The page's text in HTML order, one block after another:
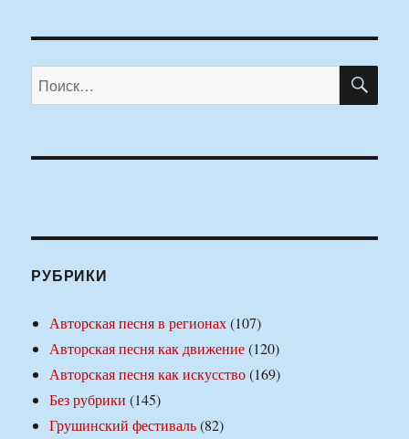
Искать:
РУБРИКИ
Авторская песня в регионах(107)
Авторская песня как движение(120)
Авторская песня как искусство(169)
Без рубрики (145)
Грушинский фестиваль(82)